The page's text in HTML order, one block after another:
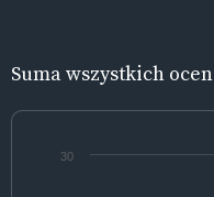
Suma wszystkich ocen
30